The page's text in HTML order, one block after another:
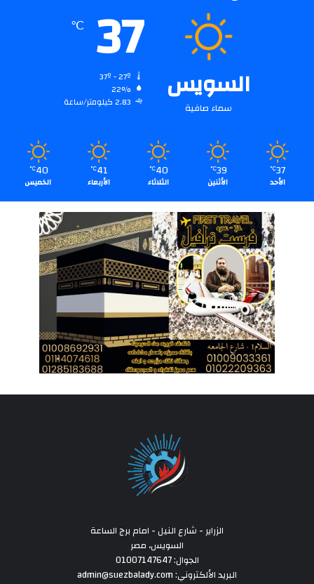
السويس
سماء صافية
37
℃
22%
2.83 كيلومتر/ساعة
37
℃
الأحد
39
℃
الأثنين
40
℃
الثلاثاء
41
℃
الأربعاء
40
℃
الخميس
الزراير - شارع النيل - امام برج الساعة
السويس، مصر
الجوال: 01007147647
البريد الألكتروني: admin@suezbalady.com